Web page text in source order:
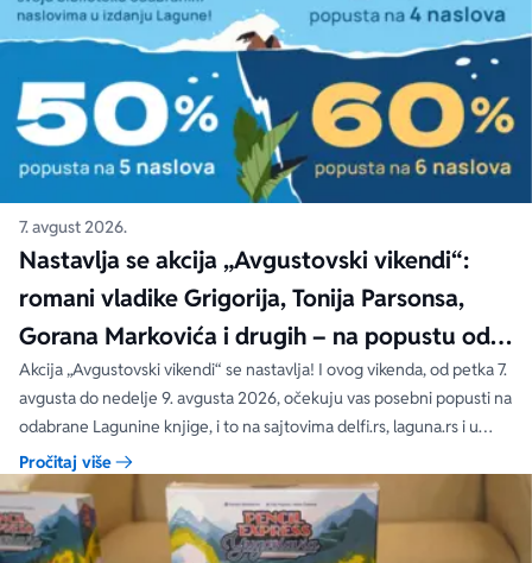
7. avgust 2026.
Nastavlja se akcija „Avgustovski vikendi“:
romani vladike Grigorija, Tonija Parsonsa,
Gorana Markovića i drugih – na popustu od
čak 40, 50 i 60%
Akcija „Avgustovski vikendi“ se nastavlja! I ovog vikenda, od petka 7.
avgusta do nedelje 9. avgusta 2026, očekuju vas posebni popusti na
odabrane Lagunine knjige, i to na sajtovima delfi.rs, laguna.rs i u
svim Delfi knjižarama.
Pročitaj više